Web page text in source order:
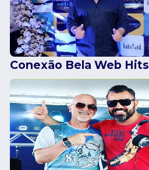
Conexão Bela Web Hits